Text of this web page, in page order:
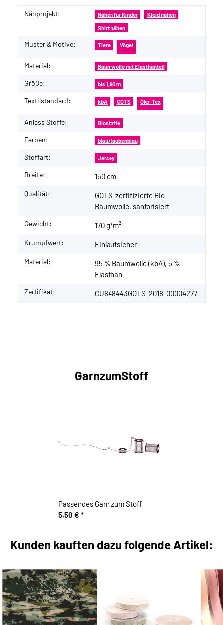
Produkteigenschaft
Wert
Nähprojekt: Nähen für Kinder Kleid nähen
Shirt nähen
Muster & Motive: Tiere Vögel
Material: Baumwolle mit Elasthanteil
Größe: bis 1,60 m
Textilstandard: kbA GOTS Öko-Tex
Anlass Stoffe: Biostoffe
Farben: blau/taubenblau
Stoffart: Jersey
Breite: 150 cm
Qualität:
GOTS-zertifizierte Bio-
Baumwolle, sanforisiert
Gewicht: 170 g/m²
Krumpfwert: Einlaufsicher
Material:
95 % Baumwolle (kbA), 5 %
Elasthan
Zertifikat: CU848443GOTS-2018-00004277
GarnzumStoff
Passendes Garn zum Stoff
5,50 € *
Kunden kauften dazu folgende Artikel: